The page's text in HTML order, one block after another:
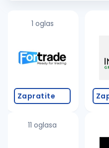
1 oglas
Zapratite
11 oglasa